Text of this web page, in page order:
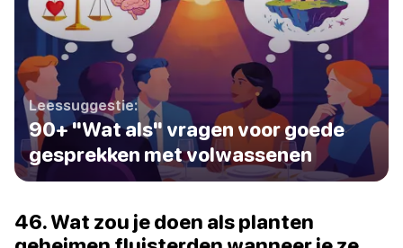
Leessuggestie:
90+ "Wat als" vragen voor goede
gesprekken met volwassenen
46. Wat zou je doen als planten